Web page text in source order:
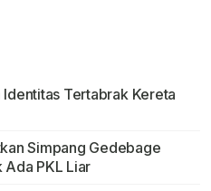
Tertabrak Kereta
Simpang Gedebage
PKL Liar